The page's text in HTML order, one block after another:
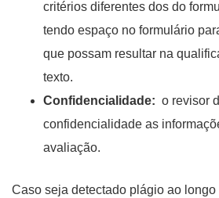
critérios diferentes dos do
tendo espaço no formulário
que possam resultar na
texto.
Confidencialidade: o revisor
confidencialidade as
avaliação.
Caso seja detectado plágio ao